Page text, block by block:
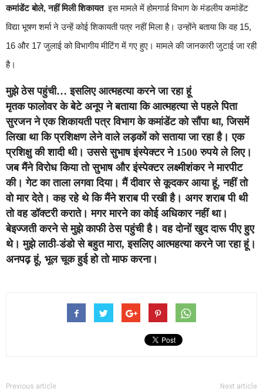
कमांडेंट बोले, नहीं मिली शिकायतइस मामले में होमगार्ड विभाग के मंडलीय कमांडेंट
विद्या भूषण शर्मा ने उन्हें कोई शिकायती पत्र नहीं मिला है। उन्होंने बताया कि वह 15,
16 और 17 जुलाई को विभागीय मीटिंग में गए हुए। मामले की जानकारी जुटाई जा रही
है।
मुझे ठेस पहुंची… इसलिए आत्महत्या करने जा रहा हूं
मृतक फालोवर के बेटे अनूप ने बताया कि आत्महत्या से पहले पिता
सुरजन ने एक शिकायती पत्र विभाग के कमांडेंट को सौंपा था, जिसमें
लिखा था कि प्रशिक्षण लेने वाले लड़कों को सताया जा रहा है। एक
प्रशिक्षु की शादी थी। उससे सुभाष इंस्पेक्टर ने 1500 रुपये ले लिए।
जब मैंने विरोध किया तो सुभाष और इंस्पेक्टर लक्ष्मीशंकर ने मारपीट
की। गेट का ताला लगवा दिया। मैं दीवार से कूदकर आया हूं, नहीं तो
वो मार देते। कह रहे थे कि मैंने शराब पी रखी है। अगर शराब पी थी
तो वह डॉक्टरी कराते। मगर मारने का कोई अधिकार नहीं था।
बेइज्जती करने से मुझे काफी ठेस पहुंची है। वह दोनों खुद दारू पीए हुए
थे। मुझे लाठी-डंडो से बहुत मारा, इसलिए आत्महत्या करने जा रहा हूं।
अनपढ़ हूं, भूल चूक हुई हो तो माफ करना।
Previous article Next article